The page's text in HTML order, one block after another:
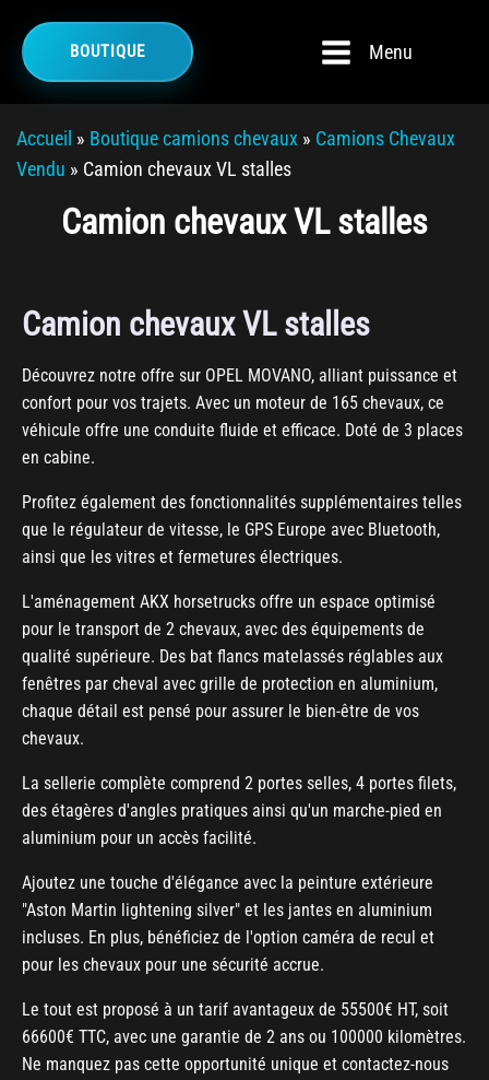
BOUTIQUE Menu
Accueil » Boutique camions chevaux » Camions Chevaux
Vendu » Camion chevaux VL stalles
Camion chevaux VL stalles
Camion chevaux VL stalles
Découvrez notre offre sur OPEL MOVANO, alliant puissance et
confort pour vos trajets. Avec un moteur de 165 chevaux, ce
véhicule offre une conduite fluide et efficace. Doté de 3 places
en cabine.
Profitez également des fonctionnalités supplémentaires telles
que le régulateur de vitesse, le GPS Europe avec Bluetooth,
ainsi que les vitres et fermetures électriques.
L'aménagement AKX horsetrucks offre un espace optimisé
pour le transport de 2 chevaux, avec des équipements de
qualité supérieure. Des bat flancs matelassés réglables aux
fenêtres par cheval avec grille de protection en aluminium,
chaque détail est pensé pour assurer le bien-être de vos
chevaux.
La sellerie complète comprend 2 portes selles, 4 portes filets,
des étagères d'angles pratiques ainsi qu'un marche-pied en
aluminium pour un accès facilité.
Ajoutez une touche d'élégance avec la peinture extérieure
"Aston Martin lightening silver" et les jantes en aluminium
incluses. En plus, bénéficiez de l'option caméra de recul et
pour les chevaux pour une sécurité accrue.
Le tout est proposé à un tarif avantageux de 55500€ HT, soit
66600€ TTC, avec une garantie de 2 ans ou 100000 kilomètres.
Ne manquez pas cette opportunité unique et contactez-nous